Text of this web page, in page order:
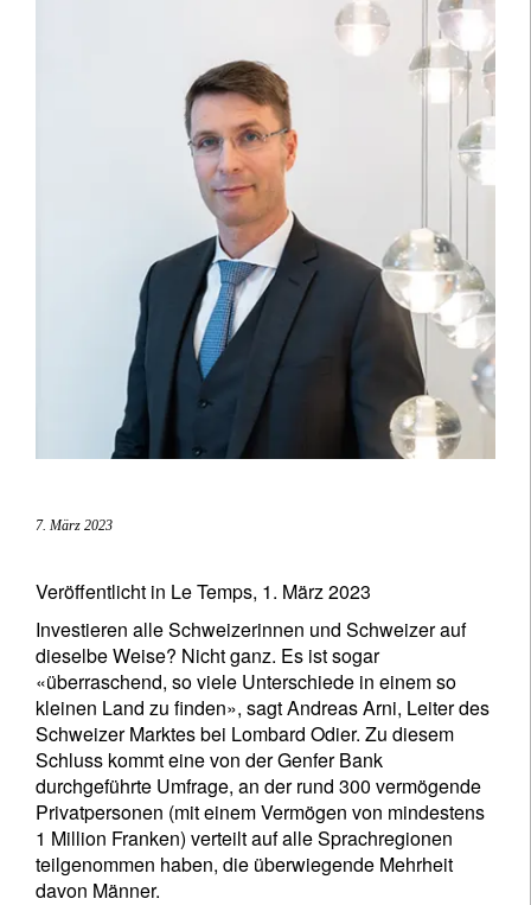
7. März 2023
Veröffentlicht in Le Temps, 1. März 2023
Investieren alle Schweizerinnen und Schweizer auf
dieselbe Weise? Nicht ganz. Es ist sogar
«überraschend, so viele Unterschiede in einem so
kleinen Land zu finden», sagt Andreas Arni, Leiter des
Schweizer Marktes bei Lombard Odier. Zu diesem
Schluss kommt eine von der Genfer Bank
durchgeführte Umfrage, an der rund 300 vermögende
Privatpersonen (mit einem Vermögen von mindestens
1 Million Franken) verteilt auf alle Sprachregionen
teilgenommen haben, die überwiegende Mehrheit
davon Männer.